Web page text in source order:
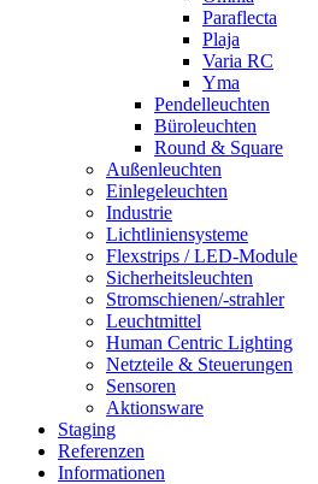
Paraflecta
Plaja
Varia RC
Yma
Pendelleuchten
Büroleuchten
Round & Square
Außenleuchten
Einlegeleuchten
Industrie
Lichtliniensysteme
Flexstrips / LED-Module
Sicherheitsleuchten
Stromschienen/-strahler
Leuchtmittel
Human Centric Lighting
Netzteile & Steuerungen
Sensoren
Aktionsware
Staging
Referenzen
Informationen